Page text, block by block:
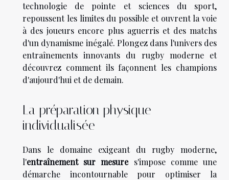
technologie de pointe et sciences du sport,
repoussent les limites du possible et ouvrent la voie
à des joueurs encore plus aguerris et des matchs
d'un dynamisme inégalé. Plongez dans l'univers des
entraînements innovants du rugby moderne et
découvrez comment ils façonnent les champions
d'aujourd'hui et de demain.
La préparation physique
individualisée
Dans le domaine exigeant du rugby moderne,
l'entraînement sur mesures'impose comme une
démarche incontournable pour optimiser la